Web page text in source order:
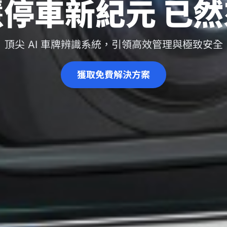
車新紀元 已
頂尖 AI 車牌辨識系統，引領高效管理與極致安全
獲取免費解決方案